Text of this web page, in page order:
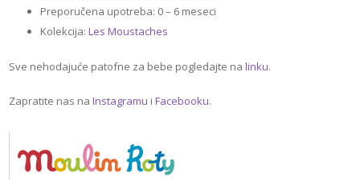
Preporučena upotreba: 0 – 6 meseci
Kolekcija:Les Moustaches
Sve nehodajuće patofne za bebe pogledajte nalinku.
Zapratite nas naInstagramu iFacebooku.